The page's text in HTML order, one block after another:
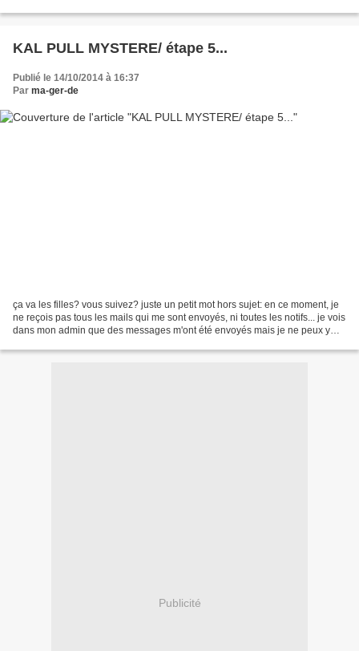
KAL PULL MYSTERE/ étape 5...
Publié le 14/10/2014 à 16:37
Par ma-ger-de
ça va les filles? vous suivez? juste un petit mot hors sujet: en ce moment, je
ne reçois pas tous les mails qui me sont envoyés, ni toutes les notifs... je vois
dans mon admin que des messages m'ont été envoyés mais je ne peux y
Publicité